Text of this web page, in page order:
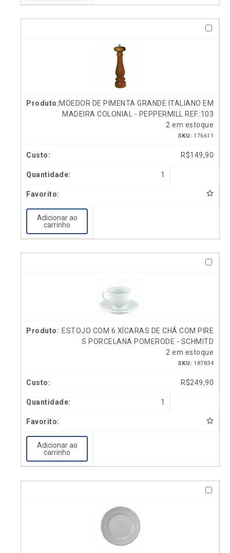
MOEDOR DE PIMENTA GRANDE ITALIANO EM
MADEIRA COLONIAL - PEPPERMILL REF.:103
2 em estoque
SKU: 176611
R$149,90
1
Adicionar ao
carrinho
ESTOJO COM 6 XÍCARAS DE CHÁ COM PIRE
S PORCELANA POMERODE - SCHMITD
2 em estoque
SKU: 187834
R$249,90
1
Adicionar ao
carrinho